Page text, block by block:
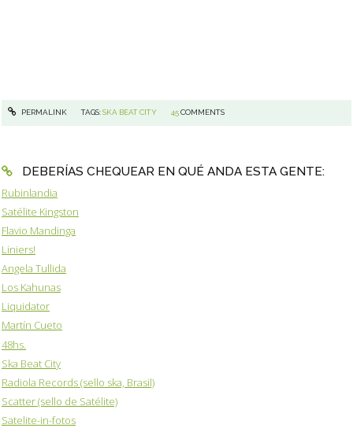
PERMALINK TAGS:SKA BEAT CITY 45COMMENTS
DEBERÍAS CHEQUEAR EN QUÉ ANDA ESTA GENTE:
Rubinlandia
Satélite Kingston
Flavio Mandinga
Liniers!
Angela Tullida
Los Kahunas
Liquidator
Martín Cueto
48hs.
Ska Beat City
Radiola Records (sello ska, Brasil)
Scatter (sello de Satélite)
Satelite-in-fotos